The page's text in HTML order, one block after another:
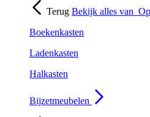
Terug Bekijk alles van
Boekenkasten
Ladenkasten
Halkasten
Bijzetmeubelen